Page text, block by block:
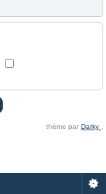
thème par Darky